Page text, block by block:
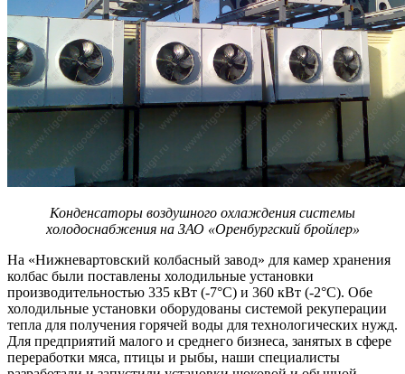
Конденсаторы воздушного охлаждения системы
холодоснабжения на ЗАО «Оренбургский бройлер»
На «Нижневартовский колбасный завод» для камер хранения
колбас были поставлены холодильные установки
производительностью 335 кВт (-7°С) и 360 кВт (-2°С). Обе
холодильные установки оборудованы системой рекуперации
тепла для получения горячей воды для технологических нужд.
Для предприятий малого и среднего бизнеса, занятых в сфере
переработки мяса, птицы и рыбы, наши специалисты